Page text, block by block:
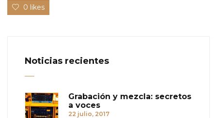
0 likes
Noticias recientes
Grabación y mezcla: secretos
a voces
22 julio, 2017